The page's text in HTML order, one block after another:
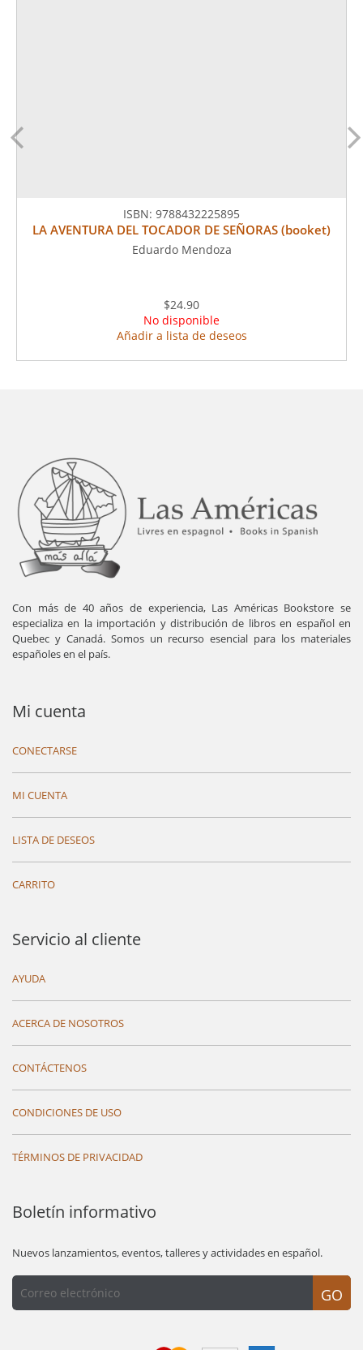
ISBN: 9788432225895
LA AVENTURA DEL TOCADOR DE SEÑORAS (booket)
Eduardo Mendoza
$24.90
No disponible
Añadir a lista de deseos
Con más de 40 años de experiencia, Las Américas Bookstore se
especializa en la importación y distribución de libros en español en
Quebec y Canadá. Somos un recurso esencial para los materiales
españoles en el país.
Mi cuenta
CONECTARSE
MI CUENTA
LISTA DE DESEOS
CARRITO
Servicio al cliente
AYUDA
ACERCA DE NOSOTROS
CONTÁCTENOS
CONDICIONES DE USO
TÉRMINOS DE PRIVACIDAD
Boletín informativo
Nuevos lanzamientos, eventos, talleres y actividades en español.
GO